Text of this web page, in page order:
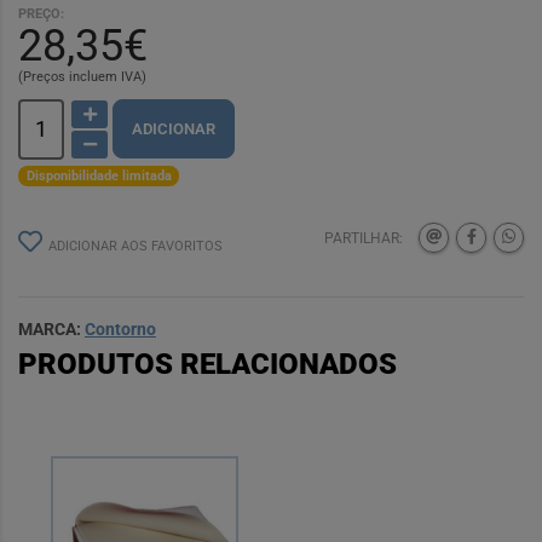
PREÇO:
28,35€
(Preços incluem IVA)
ADICIONAR
Disponibilidade limitada
ADICIONAR AOS FAVORITOS PARTILHAR:
MARCA: Contorno
PRODUTOS RELACIONADOS